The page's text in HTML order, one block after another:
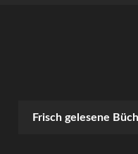
Frisch gelesene